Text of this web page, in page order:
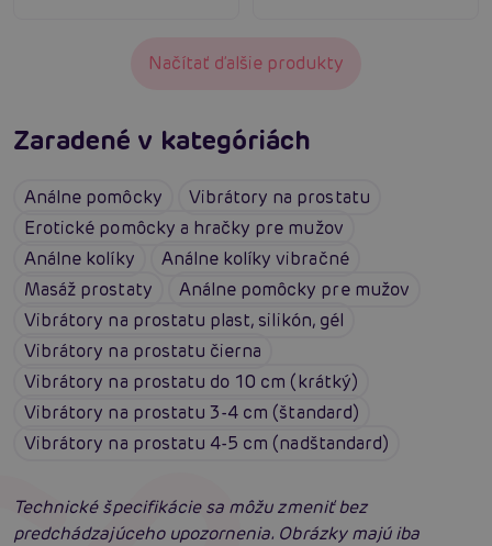
Načítať ďalšie produkty
Zaradené v kategóriách
Análne pomôcky
Vibrátory na prostatu
Erotické pomôcky a hračky pre mužov
Análne kolíky
Análne kolíky vibračné
Masáž prostaty
Análne pomôcky pre mužov
Vibrátory na prostatu plast, silikón, gél
Vibrátory na prostatu čierna
Vibrátory na prostatu do 10 cm (krátký)
Vibrátory na prostatu 3-4 cm (štandard)
Vibrátory na prostatu 4-5 cm (nadštandard)
Technické špecifikácie sa môžu zmeniť bez
predchádzajúceho upozornenia. Obrázky majú iba